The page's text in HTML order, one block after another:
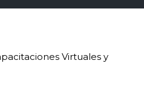
Virtuales y